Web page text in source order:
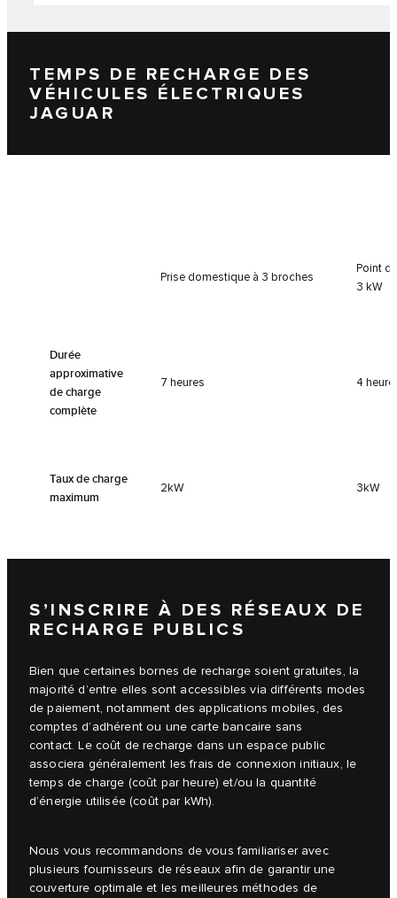
TEMPS DE RECHARGE DES
VÉHICULES ÉLECTRIQUES
JAGUAR
Prise domestique à 3 broches
Point
3 kW
Durée
approximative
de charge
complète
7 heures 4
Taux de charge
maximum
2kW 3kW
S’INSCRIRE À DES RÉSEAUX DE
RECHARGE PUBLICS
Bien que certaines bornes de recharge soient gratuites, la
majorité d’entre elles sont accessibles via différents modes
de paiement, notamment des applications mobiles, des
comptes d’adhérent ou une carte bancaire sans
contact. Le coût de recharge dans un espace public
associera généralement les frais de connexion initiaux, le
temps de charge (coût par heure) et/ou la quantité
d’énergie utilisée (coût par kWh).
Nous vous recommandons de vous familiariser avec
plusieurs fournisseurs de réseaux afin de garantir une
couverture optimale et les meilleures méthodes de